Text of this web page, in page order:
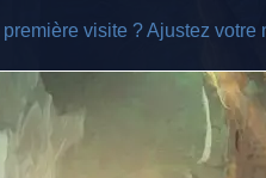
première visite ? Ajustez votre